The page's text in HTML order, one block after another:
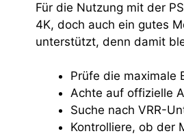
Für die Nutzung mit der
4K, doch auch ein gutes
unterstützt, denn damit
Prüfe die maximale
Achte auf offizielle
Suche nach VRR-
Kontrolliere, ob der